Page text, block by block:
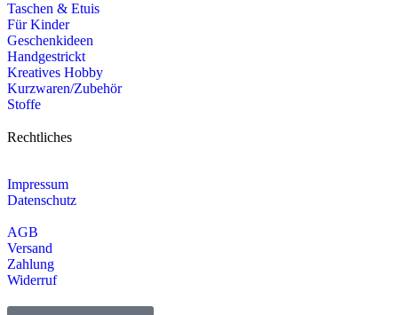
Taschen & Etuis
Für Kinder
Geschenkideen
Handgestrickt
Kreatives Hobby
Kurzwaren/Zubehör
Stoffe
Rechtliches
Impressum
Datenschutz
AGB
Versand
Zahlung
Widerruf